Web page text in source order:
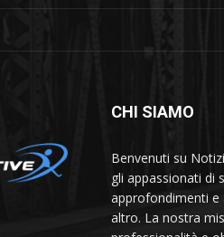
CHI SIAMO
Benvenuti su
gli appassionati di
approfondimenti e
altro. La nostra